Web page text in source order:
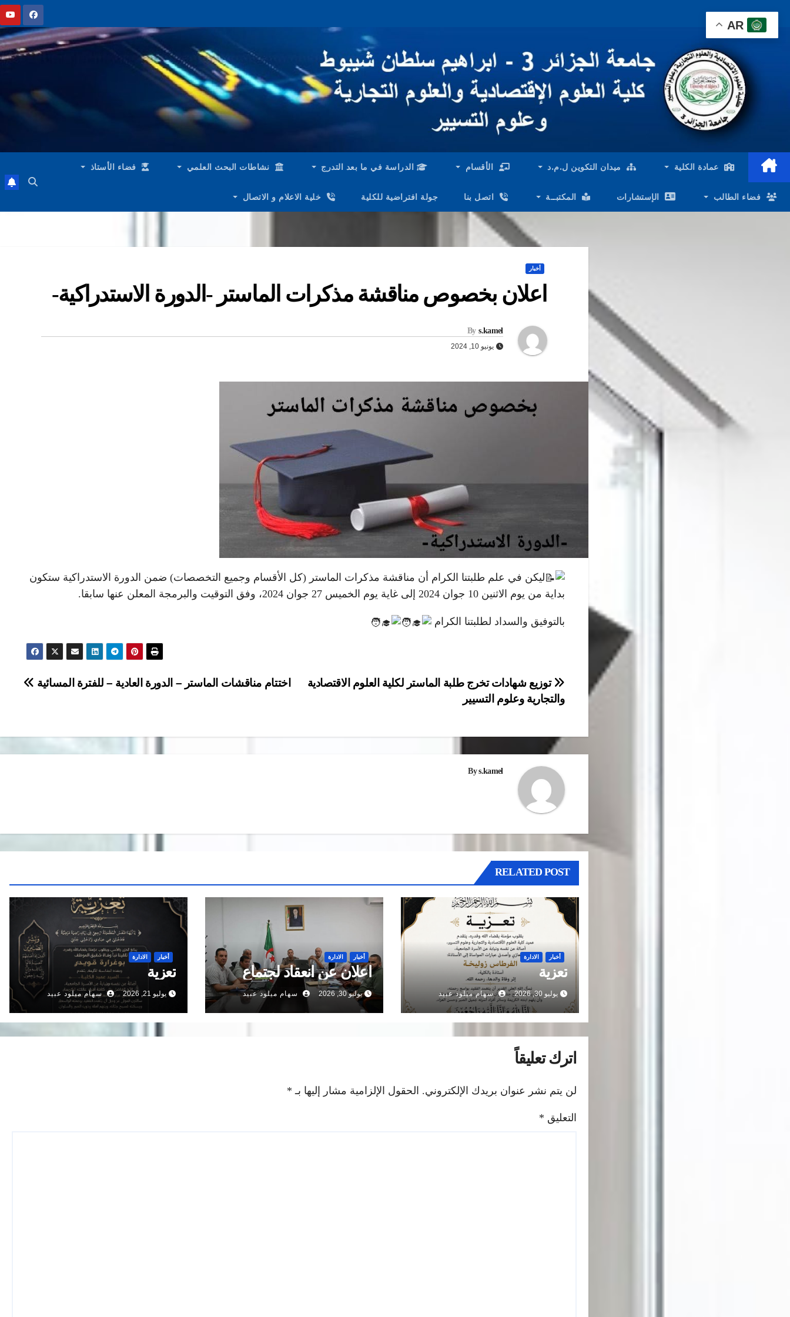
عمادة الكلية ميدان التكوين ل.م.د الأقسام الدراسة في ما بعد التدرج نشاطات البحث العلمي فضاء الأستاذ
فضاء الطالب الإستشارات المكتبــة اتصل بنا جولة افتراضية للكلية خلية الاعلام و الاتصال
أخبار
اعلان بخصوص مناقشة مذكرات الماستر -الدورة الاستدراكية-
By s.kamel
يونيو 10, 2024
ليكن في علم طلبتنا الكرام أن مناقشة مذكرات الماستر (كل الأقسام وجميع التخصصات) ضمن الدورة الاستدراكية ستكون
بداية من يوم الاثنين 10 جوان 2024 إلى غاية يوم الخميس 27 جوان 2024، وفق التوقيت والبرمجة المعلن عنها سابقا.
بالتوفيق والسداد لطلبتنا الكرام
تصفّح
المقالات
اختتام مناقشات الماستر – الدورة العادية – للفترة المسائية
توزيع شهادات تخرج طلبة الماستر لكلية العلوم الاقتصادية
والتجارية وعلوم التسيير
Bys.kamel
RELATED POST
أخبار الادارة
تعزية
يوليو 30, 2026 سهام ميلود عبيد
أخبار الادارة
اعلان عن انعقاد لجتماع
يوليو 30, 2026 سهام ميلود عبيد
أخبار الادارة
تعزية
يوليو 21, 2026 سهام ميلود عبيد
اترك تعليقاً
لن يتم نشر عنوان بريدك الإلكتروني. الحقول الإلزامية مشار إليها بـ *
التعليق *
AR